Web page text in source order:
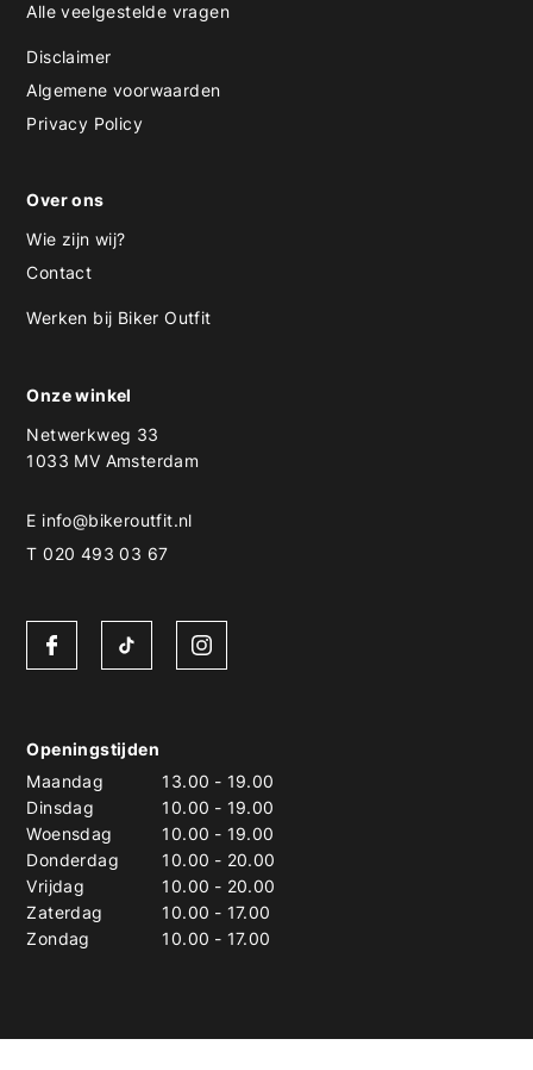
Alle veelgestelde vragen
Disclaimer
Algemene voorwaarden
Privacy Policy
Over ons
Wie zijn wij?
Contact
Werken bij Biker Outfit
Onze winkel
Netwerkweg 33
1033 MV Amsterdam
E info@bikeroutfit.nl
T 020 493 03 67
Openingstijden
Maandag
13.00 - 19.00
Dinsdag
10.00 - 19.00
Woensdag
10.00 - 19.00
Donderdag
10.00 - 20.00
Vrijdag
10.00 - 20.00
Zaterdag
10.00 - 17.00
Zondag
10.00 - 17.00